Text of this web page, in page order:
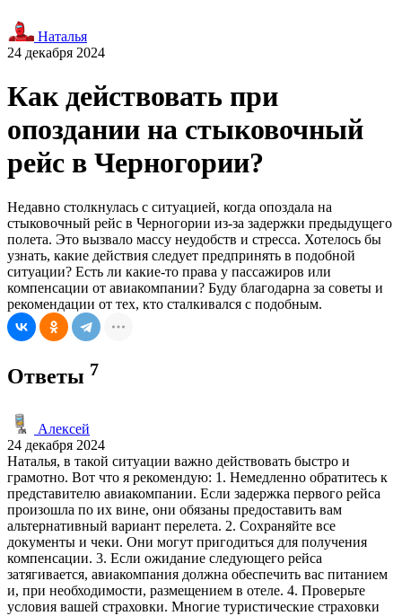
Наталья
24 декабря 2024
Как действовать при
опоздании на стыковочный
рейс в Черногории?
Недавно столкнулась с ситуацией, когда опоздала на
стыковочный рейс в Черногории из-за задержки предыдущего
полета. Это вызвало массу неудобств и стресса. Хотелось бы
узнать, какие действия следует предпринять в подобной
ситуации? Есть ли какие-то права у пассажиров или
компенсации от авиакомпании? Буду благодарна за советы и
рекомендации от тех, кто сталкивался с подобным.
Ответы 7
Алексей
24 декабря 2024
Наталья, в такой ситуации важно действовать быстро и
грамотно. Вот что я рекомендую: 1. Немедленно обратитесь к
представителю авиакомпании. Если задержка первого рейса
произошла по их вине, они обязаны предоставить вам
альтернативный вариант перелета. 2. Сохраняйте все
документы и чеки. Они могут пригодиться для получения
компенсации. 3. Если ожидание следующего рейса
затягивается, авиакомпания должна обеспечить вас питанием
и, при необходимости, размещением в отеле. 4. Проверьте
условия вашей страховки. Многие туристические страховки